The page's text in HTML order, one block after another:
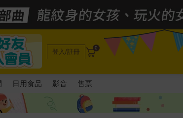
登入/註冊 0
日用食品 影音 售票